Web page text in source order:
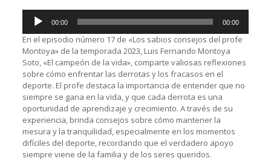
Reproductor
audio
00:00 00:00
En el episodio número 17 de «Los sabios consejos del profe
Montoya» de la temporada 2023, Luis Fernando Montoya
Soto, «El campeón de la vida», comparte valiosas reflexiones
sobre cómo enfrentar las derrotas y los fracasos en el
deporte. El profe destaca la importancia de entender que no
siempre se gana en la vida, y que cada derrota es una
oportunidad de aprendizaje y crecimiento. A través de su
experiencia, brinda consejos sobre cómo mantener la
mesura y la tranquilidad, especialmente en los momentos
difíciles del deporte, recordando que el verdadero apoyo
siempre viene de la familia y de los seres queridos.